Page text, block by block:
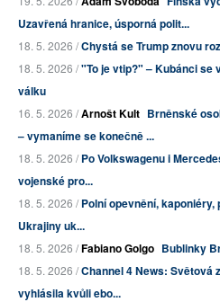
Uzavřená hranice, úsporná polit...
18. 5. 2026 /Chystá se Trump znovu
18. 5. 2026 /"To je vtip?" – Kubánci se
válku
16. 5. 2026 /Arnošt Kult Brněnské
– vymaníme se konečně ...
18. 5. 2026 /Po Volkswagenu i
vojenské pro...
18. 5. 2026 /Polní opevnění,
Ukrajiny uk...
18. 5. 2026 /Fabiano Golgo Bublinky
18. 5. 2026 /Channel 4 News: Světová
vyhlásila kvůli ebo...